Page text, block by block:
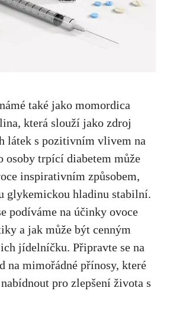
také jako momordica
​která slouží jako zdroj
látek s pozitivním⁢ vlivem na⁢
osoby trpící diabetem může
inspirativním způsobem,
glykemickou hladinu stabilní.
podíváme na účinky ovoce
a jak může​ být cenným
jídelníčku. Připravte se na⁤
na mimořádné přínosy,​ které
pro zlepšení života s